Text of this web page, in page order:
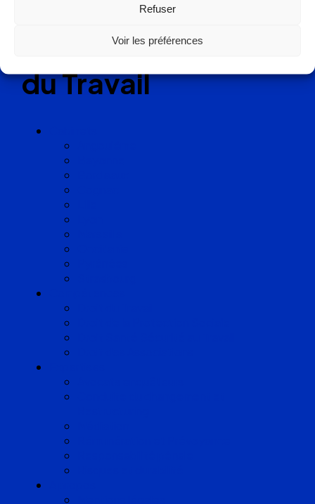
Refuser
Voir les préférences
en Droit
du Travail